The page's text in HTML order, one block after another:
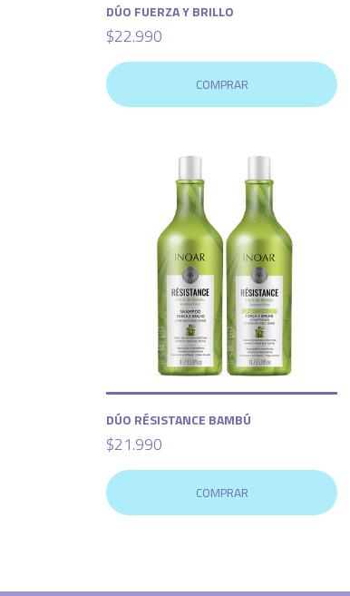
DÚO FUERZA Y BRILLO
$22.990
COMPRAR
DÚO RÉSISTANCE BAMBÚ
$21.990
COMPRAR